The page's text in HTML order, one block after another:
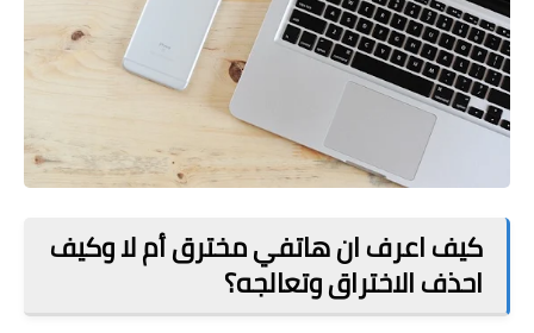
كيف اعرف ان هاتفي مخترق أم لا وكيف
احذف الاختراق وتعالجه؟